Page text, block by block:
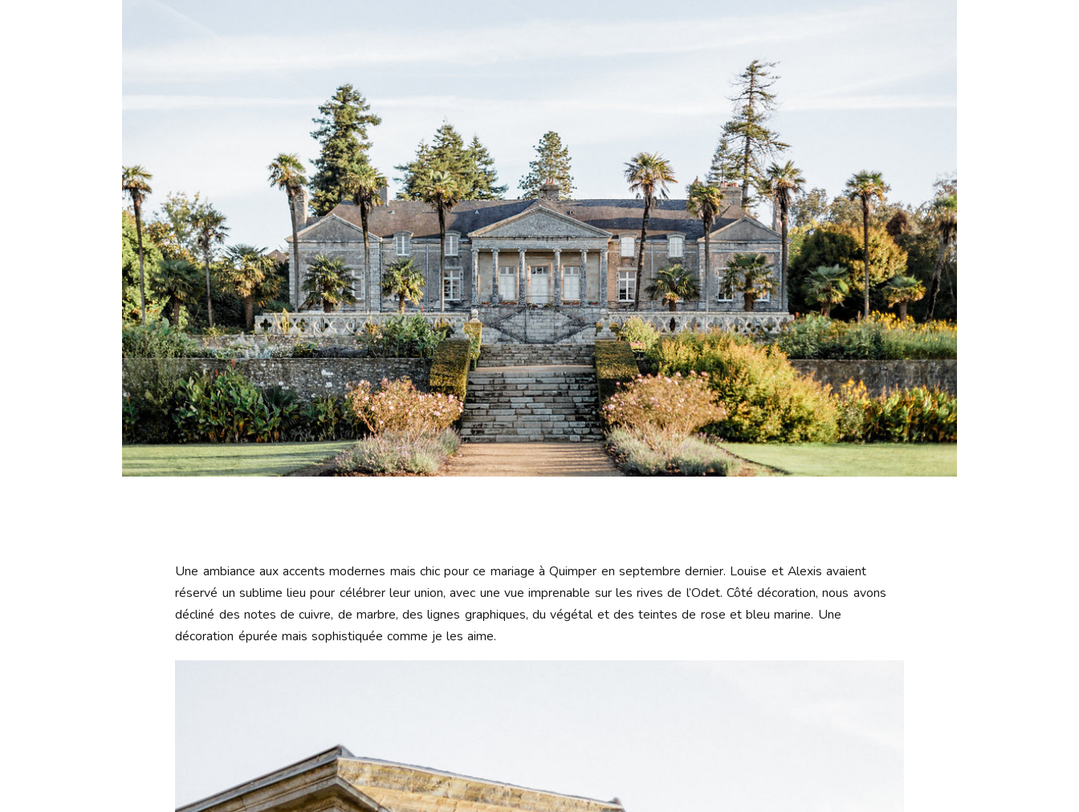
Une ambiance aux accents modernes mais chic pour ce mariage à Quimper en septembre dernier. Louise et Alexis avaient
réservé un sublime lieu pour célébrer leur union, avec une vue imprenable sur les rives de l’Odet. Côté décoration, nous avons
décliné des notes de cuivre, de marbre, des lignes graphiques, du végétal et des teintes de rose et bleu marine. Une
décoration épurée mais sophistiquée comme je les aime.
FOLLOW ME